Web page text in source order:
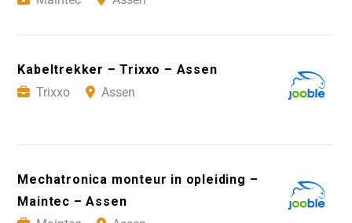
Kabeltrekker – Trixxo – Assen
Trixxo
Assen
Mechatronica monteur in opleiding –
Maintec – Assen